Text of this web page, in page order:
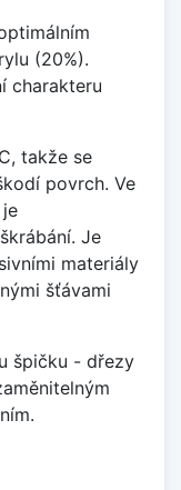
(20%).
charakteru
takže se
povrch. Ve
Je
materiály
šťávami
špičku - dřezy